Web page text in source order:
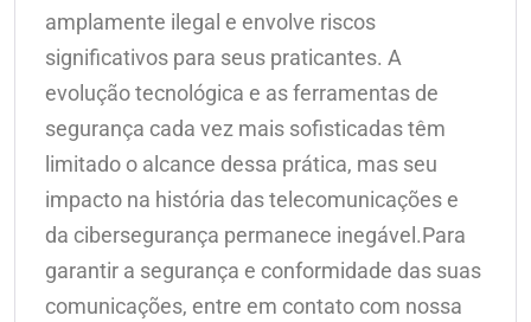
amplamente ilegal e envolve riscos
significativos para seus praticantes. A
evolução tecnológica e as ferramentas de
segurança cada vez mais sofisticadas têm
limitado o alcance dessa prática, mas seu
impacto na história das telecomunicações e
da cibersegurança permanece inegável.Para
garantir a segurança e conformidade das suas
comunicações, entre em contato com nossa